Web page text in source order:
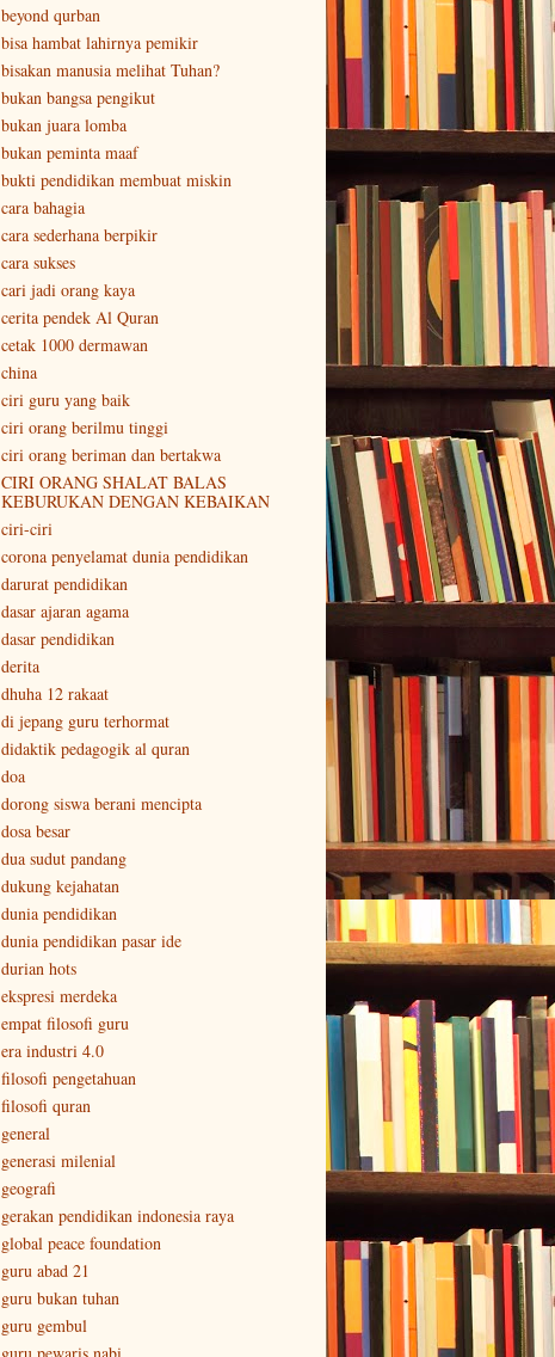
beyond qurban
bisa hambat lahirnya pemikir
bisakan manusia melihat Tuhan?
bukan bangsa pengikut
bukan juara lomba
bukan peminta maaf
bukti pendidikan membuat miskin
cara bahagia
cara sederhana berpikir
cara sukses
cari jadi orang kaya
cerita pendek Al Quran
cetak 1000 dermawan
china
ciri guru yang baik
ciri orang berilmu tinggi
ciri orang beriman dan bertakwa
CIRI ORANG SHALAT BALAS
KEBURUKAN DENGAN KEBAIKAN
ciri-ciri
corona penyelamat dunia pendidikan
darurat pendidikan
dasar ajaran agama
dasar pendidikan
derita
dhuha 12 rakaat
di jepang guru terhormat
didaktik pedagogik al quran
doa
dorong siswa berani mencipta
dosa besar
dua sudut pandang
dukung kejahatan
dunia pendidikan
dunia pendidikan pasar ide
durian hots
ekspresi merdeka
empat filosofi guru
era industri 4.0
filosofi pengetahuan
filosofi quran
general
generasi milenial
geografi
gerakan pendidikan indonesia raya
global peace foundation
guru abad 21
guru bukan tuhan
guru gembul